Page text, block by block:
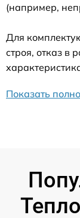
(например,
Для
строя, отказ в
Показать